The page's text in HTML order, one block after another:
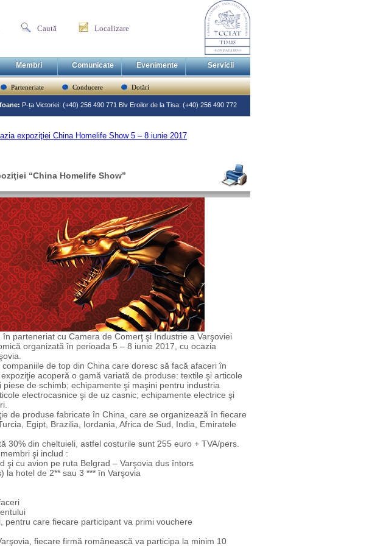
Caută Localizare
Membri Comunicate Evenimente Servicii
Parteneriate Conducere Dotări
P-ța Victoriei: (+40) 256 490 771 Blv Eroilor de la Tisa: (+40) 256 490 772
expoziţiei China Homelife Show 5 – 8 iunie 2017
“China Homelife Show”
parteneriat cu Camera de Comerţ şi Industrie a Varşoviei
organizată în perioada 5 – 8 iunie 2017, cu ocazia
de top din China care doresc să facă afaceri în
acoperă o gamă variată de produse: textile şi articole
de schimb; echipamente şi maşini pentru industria
electrocasnice şi de uz casnic; echipamente electrice şi
de produse fabricate în China, care se organizează în fiecare
Egipt, Brazilia, Iordania, Africa de Sud, India, Emiratele
30% din cheltuieli, astfel costurile sunt 255 euro + TVA/pers.
şi includ :
cu avion pe ruta Belgrad – Varşovia dus întors
hotel de 2** sau 3 *** în Varşovia
care fiecare participant va primi vouchere
fiecare firmă românească va participa la minim 10